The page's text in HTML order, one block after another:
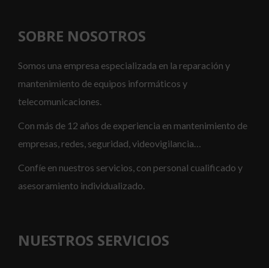
SOBRE NOSOTROS
Somos una empresa especializada en la reparación y
mantenimiento de equipos informáticos y
telecomunicaciones.
Con más de 12 años de experiencia en mantenimiento de
empresas, redes, seguridad, videovigilancia…
Confíe en nuestros servicios, con personal cualificado y
asesoramiento individualizado.
NUESTROS SERVICIOS